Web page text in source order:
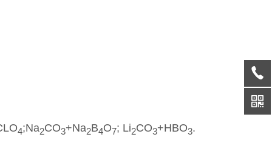
4;Na2CO3+Na2B4O7; Li2CO3+HBO3.